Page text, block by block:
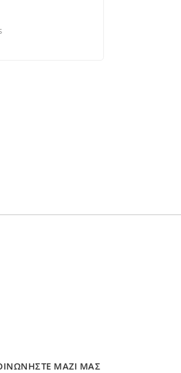
ΜΑΖΊ ΜΑΣ